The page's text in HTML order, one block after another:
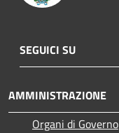
SEGUICI SU
AMMINISTRAZIONE
Organi di Governo